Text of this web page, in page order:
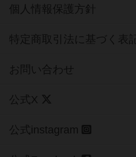
個人情報保護方針
特定商取引法に基づく表
お問い合わせ
公式X
公式instagram